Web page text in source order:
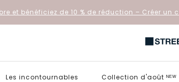
et bénéficiez de 10 % de réduction – Créer un
Les incontournables Collection d'août ᴺᴱᵂ